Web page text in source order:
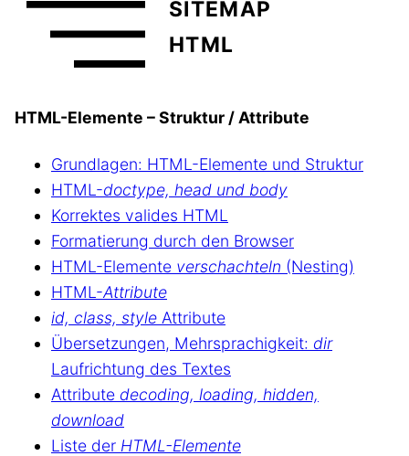
SITEMAP
HTML
HTML-Elemente – Struktur / Attribute
Grundlagen: HTML-Elemente und Struktur
HTML-doctype, head und body
Korrektes valides HTML
Formatierung durch den Browser
HTML-Elemente verschachteln (Nesting)
HTML-Attribute
id, class, style Attribute
Übersetzungen, Mehrsprachigkeit: dir
Laufrichtung des Textes
Attribute decoding, loading, hidden,
download
Liste der HTML-Elemente